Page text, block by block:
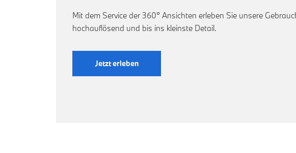
Mit dem Service der 360° Ansichten erleben Sie unsere
hochauflösend und bis ins kleinste Detail.
Jetzt erleben